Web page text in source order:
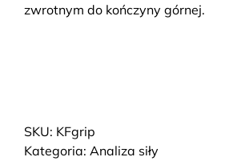
zwrotnym do kończyny górnej.
SKU: KFgrip
Kategoria: Analiza siły